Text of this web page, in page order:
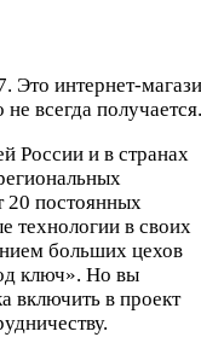
Это интернет-
всегда
России и в странах
20 постоянных
технологии в своих
больших цехов
ключ». Но вы
включить в проект